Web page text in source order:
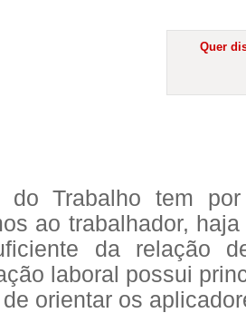
Quer
do Trabalho tem
ao trabalhador,
da relação
laboral possui
orientar os